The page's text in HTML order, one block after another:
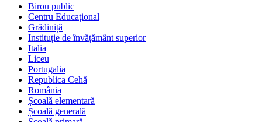
Birou public
Centru Educațional
Grădiniță
Instituție de învățământ superior
Italia
Liceu
Portugalia
Republica Cehă
România
Școală elementară
Școală generală